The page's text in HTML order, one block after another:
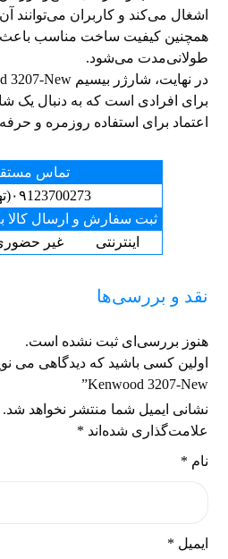
اشغال می‌کند و کاربران می‌توانند
همچنین کیفیت ساخت مناسب باعث
طولانی‌مدت می‌شود.
برای افرادی است که به دنبال یک
اعتماد برای استفاده روزمره و
تماس
۰۹123700273(تهرانی)
ثبت سفارش و ارسال کالا
اینترنتی
غیر
نقد و بررسی‌ها
هنوز بررسی‌ای ثبت نشده است.
اولین کسی باشید که دیدگاهی می
Kenwood 3207-New”
نشانی ایمیل شما منتشر نخواهد شد.
علامت‌گذاری شده‌اند *
نام *
ایمیل *